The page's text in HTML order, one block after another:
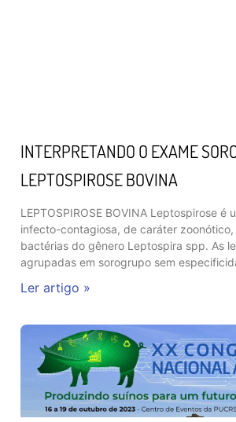
INTERPRETANDO O EXAME
LEPTOSPIROSE BOVINA
LEPTOSPIROSE BOVINA Leptospirose é
infecto-contagiosa, de caráter
bactérias do gênero Leptospira spp. As
agrupadas em sorogrupo sem
Ler artigo »